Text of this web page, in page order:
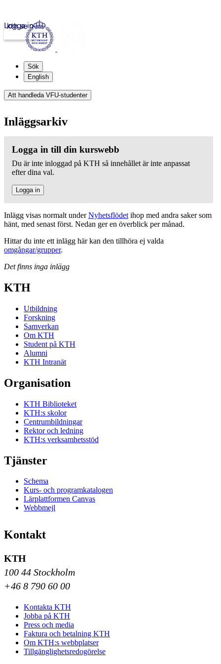
kth.se
Logga in
Sök
English
Att handleda VFU-studenter
Inläggsarkiv
Logga in till din kurswebb
Du är inte inloggad på KTH så innehållet är inte anpassat
efter dina val.
Logga in
Inlägg visas normalt underNyhetsflödet ihop med andra saker som
hänt, med senast först. Nedan ger en överblick per månad.
Hittar du inte ett inlägg här kan den tillhöra ej valda
omgångar/grupper.
Det finns inga inlägg
KTH
Utbildning
Forskning
Samverkan
Om KTH
Student på KTH
Alumni
KTH Intranät
Organisation
KTH Biblioteket
KTH:s skolor
Centrumbildningar
Rektor och ledning
KTH:s verksamhetsstöd
Tjänster
Schema
Kurs- och programkatalogen
Lärplattformen Canvas
Webbmejl
Kontakt
KTH
100 44 Stockholm
+46 8 790 60 00
Kontakta KTH
Jobba på KTH
Press och media
Faktura och betalning KTH
Om KTH:s webbplatser
Tillgänglighetsredogörelse